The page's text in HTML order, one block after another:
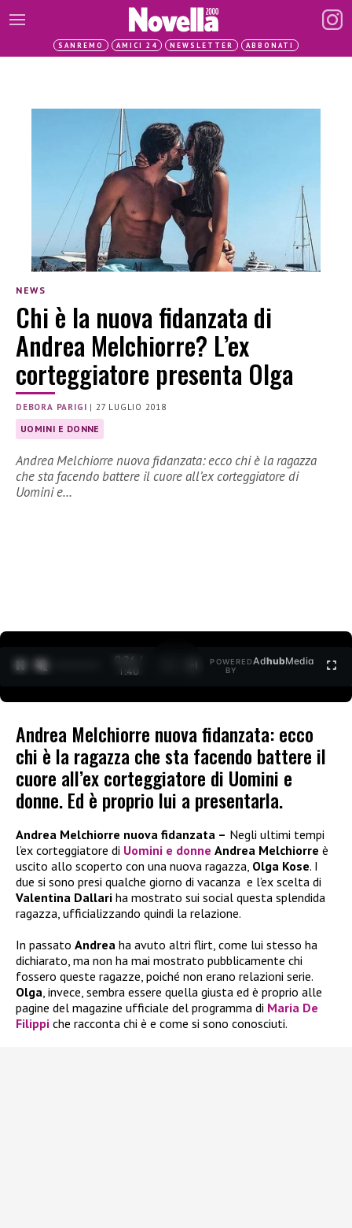
SANREMO AMICI 24 NEWSLETTER ABBONATI
NEWS
Chi è la nuova fidanzata di
Andrea Melchiorre? L’ex
corteggiatore presenta Olga
DEBORA PARIGI | 27 LUGLIO 2018
UOMINI E DONNE
Andrea Melchiorre nuova fidanzata: ecco chi è la ragazza
che sta facendo battere il cuore all’ex corteggiatore di
Uomini e…
0:27 /
1:40
POWERED
BY
AdhubMedia
Andrea Melchiorre nuova fidanzata: ecco
chi è la ragazza che sta facendo battere il
cuore all’ex corteggiatore di Uomini e
donne. Ed è proprio lui a presentarla.
Andrea Melchiorre nuova fidanzata – Negli ultimi tempi
l’ex corteggiatore di Uomini e donne Andrea Melchiorre è
uscito allo scoperto con una nuova ragazza, Olga Kose. I
due si sono presi qualche giorno di vacanza e l’ex scelta di
Valentina Dallari ha mostrato sui social questa splendida
ragazza, ufficializzando quindi la relazione.
In passato Andrea ha avuto altri flirt, come lui stesso ha
dichiarato, ma non ha mai mostrato pubblicamente chi
fossero queste ragazze, poiché non erano relazioni serie.
Olga, invece, sembra essere quella giusta ed è proprio alle
pagine del magazine ufficiale del programma di Maria De
Filippi che racconta chi è e come si sono conosciuti.